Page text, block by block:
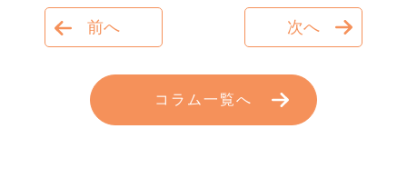
前へ 次へ
コラム一覧へ